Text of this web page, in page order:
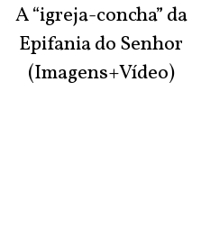
A “igreja-concha” da
Epifania do Senhor
(Imagens+Vídeo)